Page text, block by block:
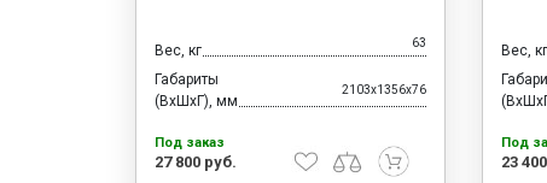
Вес, кг 63
Габариты
(ВхШхГ), мм
2103x1356x76
Под заказ
27 800 руб.
Вес, кг
Под
23